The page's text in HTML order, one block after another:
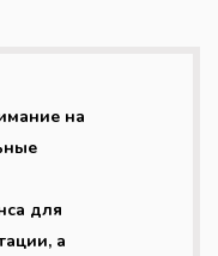
на
для
а